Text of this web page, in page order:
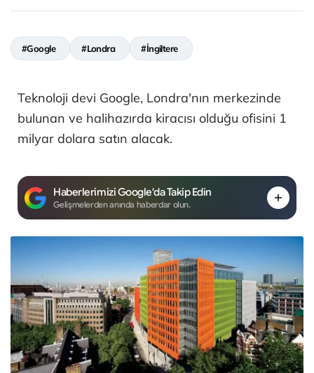
#Google #Londra #İngiltere
Teknoloji devi Google, Londra'nın merkezinde
bulunan ve halihazırda kiracısı olduğu ofisini 1
milyar dolara satın alacak.
Haberlerimizi Google'da Takip Edin
Gelişmelerden anında haberdar olun.